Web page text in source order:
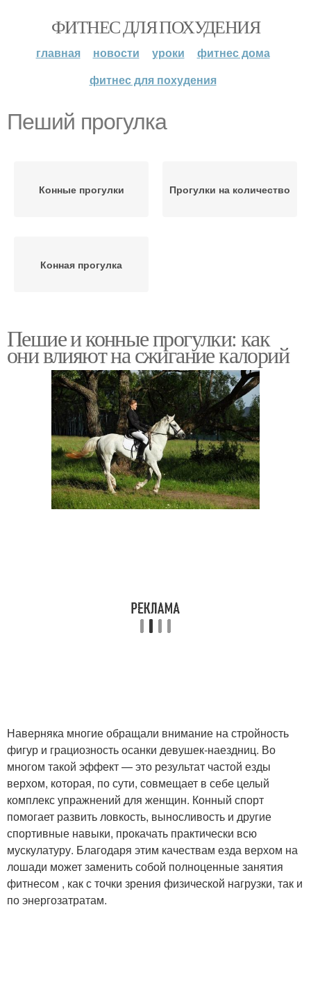
ФИТНЕС ДЛЯ ПОХУДЕНИЯ
главная новости уроки
фитнес дома
фитнес для похудения
Пеший прогулка
Конные прогулки Прогулки на количество
Конная прогулка
Пешие и конные прогулки: как
они влияют на сжигание калорий
Наверняка многие обращали внимание на стройность
фигур и грациозность осанки девушек-наездниц. Во
многом такой эффект — это результат частой езды
верхом, которая, по сути, совмещает в себе целый
комплекс упражнений для женщин. Конный спорт
помогает развить ловкость, выносливость и другие
спортивные навыки, прокачать практически всю
мускулатуру. Благодаря этим качествам езда верхом на
лошади может заменить собой полноценные занятия
фитнесом , как с точки зрения физической нагрузки, так и
по энергозатратам.